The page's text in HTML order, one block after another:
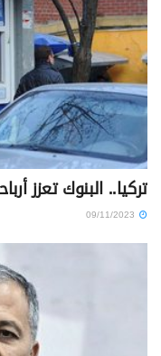
تركيا.. البنوك تعزز